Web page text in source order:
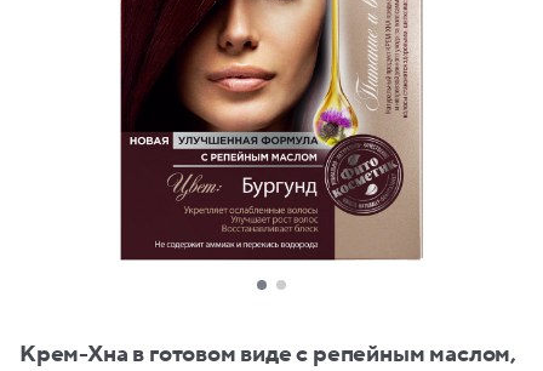
Крем-Хна в готовом виде с репейным маслом,